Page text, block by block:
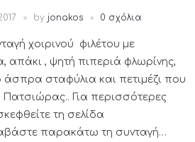
by jonakos 0 σχόλια
χοιρινού φιλέτου με
απάκι , ψητή πιπεριά φλωρίνης,
σταφύλια και πετιμέζι που
Πατσιώρας.. Για περισσότερες
τη σελίδα
παρακάτω τη συνταγή…